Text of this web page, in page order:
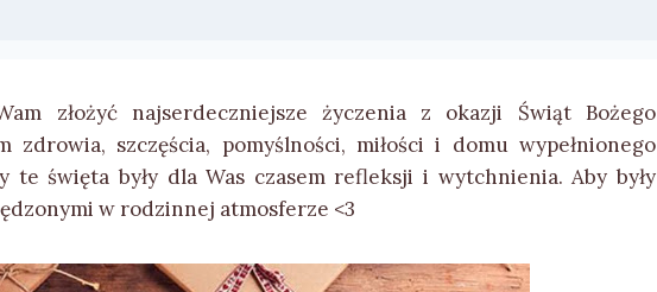
złożyć najserdeczniejsze życzenia z okazji Świąt Bożego
zdrowia, szczęścia, pomyślności, miłości i domu wypełnionego
te święta były dla Was czasem refleksji i wytchnienia. Aby były
w rodzinnej atmosferze <3